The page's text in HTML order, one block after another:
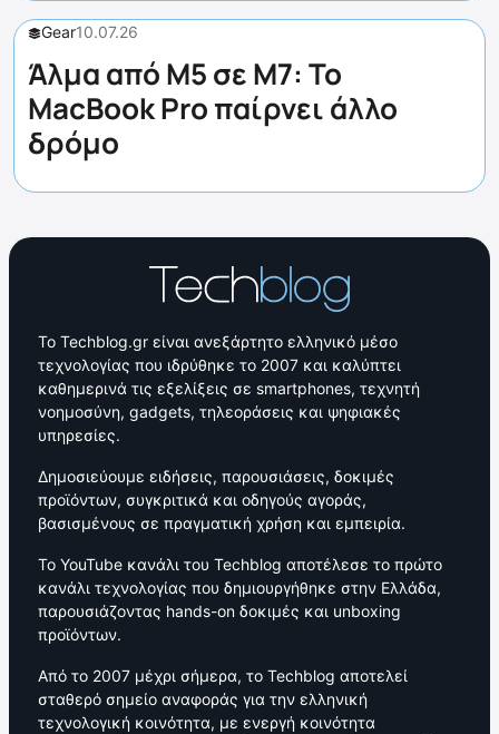
Gear10.07.26
Άλμα από M5 σε M7: Το
MacBook Pro παίρνει άλλο
δρόμο
Το Techblog.gr είναι ανεξάρτητο ελληνικό μέσο
τεχνολογίας που ιδρύθηκε το 2007 και καλύπτει
καθημερινά τις εξελίξεις σε smartphones, τεχνητή
νοημοσύνη, gadgets, τηλεοράσεις και ψηφιακές
υπηρεσίες.
Δημοσιεύουμε ειδήσεις, παρουσιάσεις, δοκιμές
προϊόντων, συγκριτικά και οδηγούς αγοράς,
βασισμένους σε πραγματική χρήση και εμπειρία.
Το YouTube κανάλι του Techblog αποτέλεσε το πρώτο
κανάλι τεχνολογίας που δημιουργήθηκε στην Ελλάδα,
παρουσιάζοντας hands-on δοκιμές και unboxing
προϊόντων.
Από το 2007 μέχρι σήμερα, το Techblog αποτελεί
σταθερό σημείο αναφοράς για την ελληνική
τεχνολογική κοινότητα, με ενεργή κοινότητα